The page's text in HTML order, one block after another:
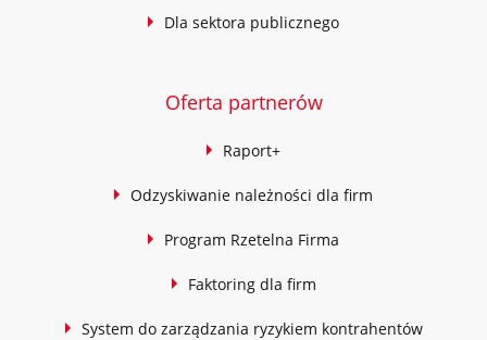
Dla sektora publicznego
Oferta partnerów
Raport+
Odzyskiwanie należności dla firm
Program Rzetelna Firma
Faktoring dla firm
System do zarządzania ryzykiem kontrahentów